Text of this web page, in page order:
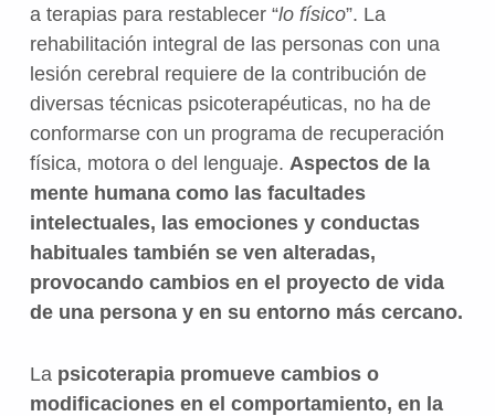
a terapias para restablecer “lo físico”. La
rehabilitación integral de las personas con una
lesión cerebral requiere de la contribución de
diversas técnicas psicoterapéuticas, no ha de
conformarse con un programa de recuperación
física, motora o del lenguaje. Aspectos de la
mente humana como las facultades
intelectuales, las emociones y conductas
habituales también se ven alteradas,
provocando cambios en el proyecto de vida
de una persona y en su entorno más cercano.
La psicoterapia promueve cambios o
modificaciones en el comportamiento, en la